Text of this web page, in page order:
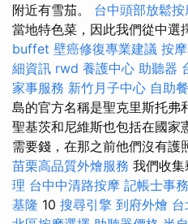
附近有雪茄。 台中頭部放鬆按
當地特色菜，因此我們從中選
buffet 壁癌修復專業建議 按
細資訊 rwd 養護中心 助聽器
家事服務 新竹月子中心 自助餐
島的官方名稱是聖克里斯托弗
聖基茨和尼維斯也包括在國家
需要錢，在那之前他們沒有護
苗栗高品質外燴服務 我們收
理 台中中清路按摩 記帳士事
基隆 10 搜尋引擎 到府外燴